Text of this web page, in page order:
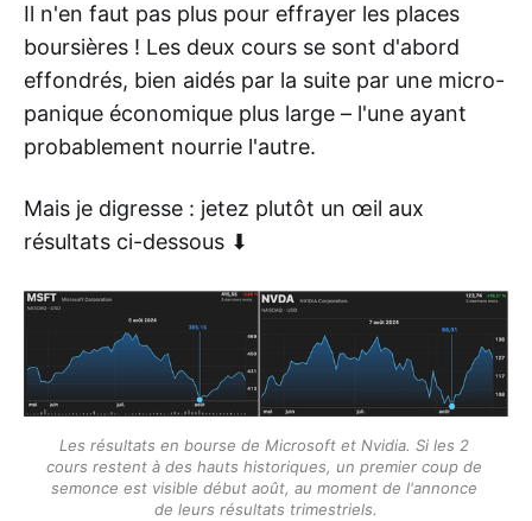
Il n'en faut pas plus pour effrayer les places
boursières ! Les deux cours se sont d'abord
effondrés, bien aidés par la suite par une micro-
panique économique plus large – l'une ayant
probablement nourrie l'autre.
Mais je digresse : jetez plutôt un œil aux
résultats ci-dessous ⬇
Les résultats en bourse de Microsoft et Nvidia. Si les 2
cours restent à des hauts historiques, un premier coup de
semonce est visible début août, au moment de l'annonce
de leurs résultats trimestriels.